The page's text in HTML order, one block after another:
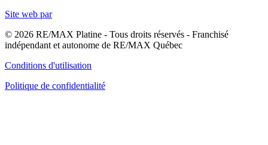
Site web par
© 2026 RE/MAX Platine - Tous droits réservés - Franchisé
indépendant et autonome de RE/MAX Québec
Conditions d'utilisation
Politique de confidentialité